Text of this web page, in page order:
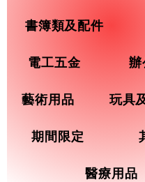
書簿類及配件
電工五金
藝術用品 玩具
期間限定
醫療用品